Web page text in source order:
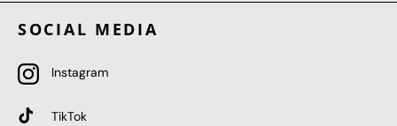
SOCIAL MEDIA
Instagram
TikTok